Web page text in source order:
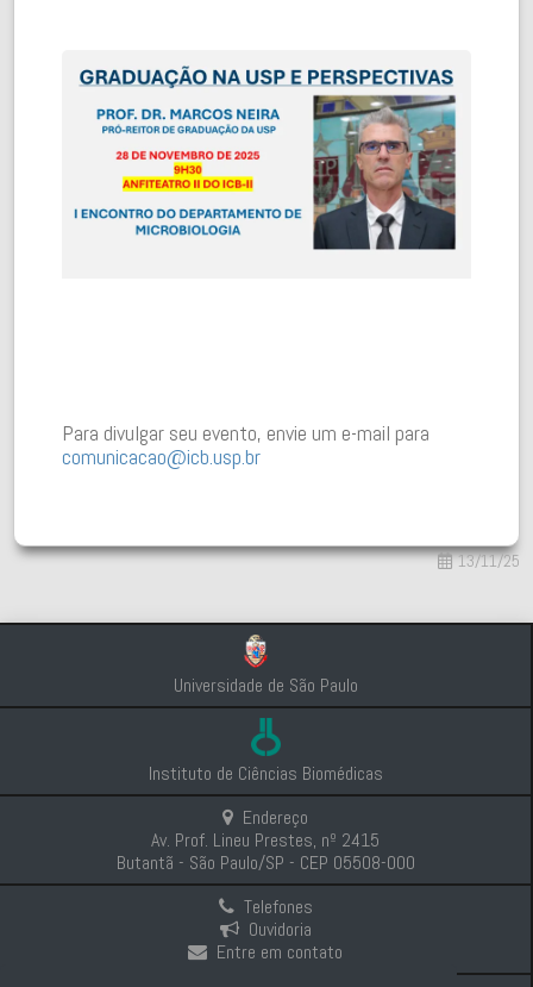
Para divulgar seu evento, envie um e-mail para
comunicacao@icb.usp.br
13/11/25
Universidade de São Paulo
Instituto de Ciências Biomédicas
Endereço
Av. Prof. Lineu Prestes, nº 2415
Butantã - São Paulo/SP - CEP 05508-000
Telefones
Ouvidoria
Entre em contato